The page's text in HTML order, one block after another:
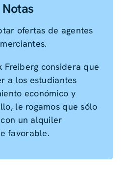
Notas
ofertas de agentes
Freiberg considera que
a los estudiantes
económico y
le rogamos que sólo
un alquiler
favorable.